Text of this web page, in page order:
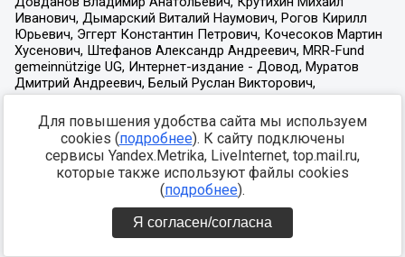
Для повышения удобства сайта мы используем
cookies (подробнее). К сайту подключены
сервисы Yandex.Metrika, LiveInternet, top.mail.ru,
которые также используют файлы cookies
(подробнее).
Я согласен/согласна